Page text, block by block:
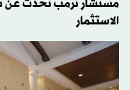
مستشار ترمب تحدث عن
الاستثمار